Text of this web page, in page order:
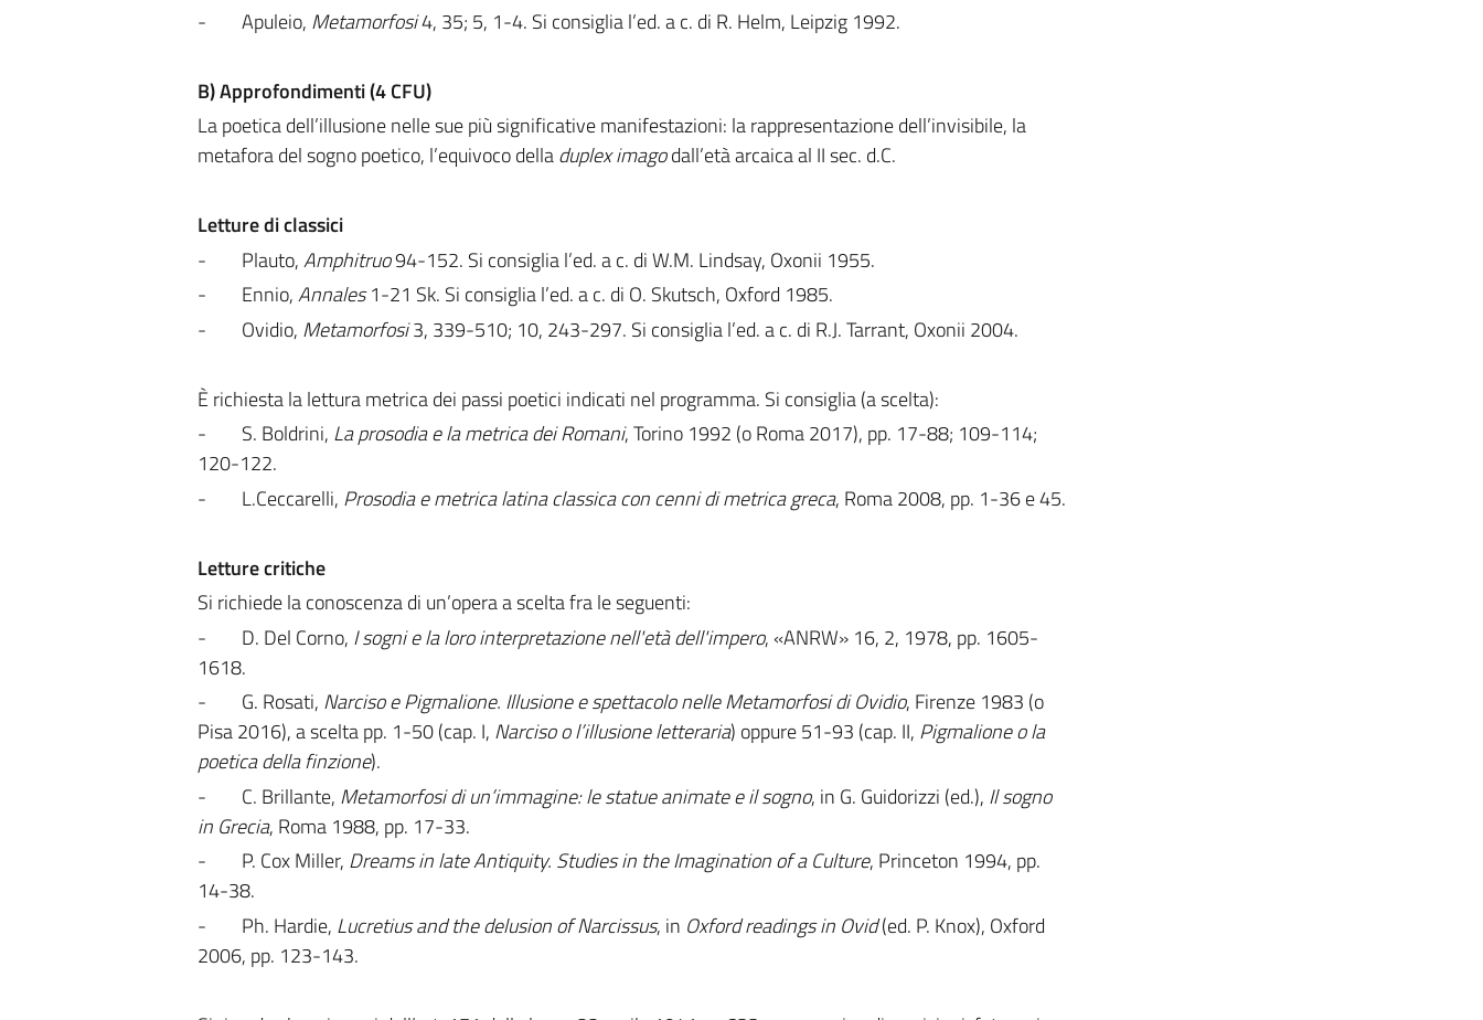
-
Apuleio, Metamorfosi4, 35; 5, 1-4. Si consiglia l’ed. a c. di R. Helm, Leipzig 1992.
B) Approfondimenti (4 CFU)
La poetica dell’illusione nelle sue più significative manifestazioni: la rappresentazione dell’invisibile, la
metafora del sogno poetico, l’equivoco delladuplex imagodall’età arcaica al II sec. d.C.
Letture di classici
-
Plauto,Amphitruo94-152. Si consiglia l’ed. a c. di W.M. Lindsay, Oxonii 1955.
-
Ennio,Annales1-21 Sk. Si consiglia l’ed. a c. di O. Skutsch, Oxford 1985.
-
Ovidio, Metamorfosi3, 339-510; 10, 243-297. Si consiglia l’ed. a c. di R.J. Tarrant, Oxonii 2004.
È richiesta la lettura metrica dei passi poetici indicati nel programma. Si consiglia (a scelta):
-
S. Boldrini, La prosodia e la metrica dei Romani, Torino 1992 (o Roma 2017), pp. 17-88; 109-114;
120-122.
-
L.Ceccarelli, Prosodia e metrica latina classica con cenni di metrica greca, Roma 2008, pp. 1-36 e 45.
Letture critiche
Si richiede la conoscenza di un’opera a scelta fra le seguenti:
-
D. Del Corno, I sogni e la loro interpretazione nell'età dell'impero, «ANRW»16, 2, 1978, pp. 1605-
1618.
-
G. Rosati, Narciso e Pigmalione. Illusione e spettacolo nelle Metamorfosi di Ovidio, Firenze 1983 (o
Pisa 2016), a scelta pp. 1-50 (cap. I, Narciso o l’illusione letteraria) oppure 51-93 (cap. II, Pigmalione o la
poetica della finzione).
-
C. Brillante, Metamorfosi di un’immagine: le statue animate e il sogno, in G. Guidorizzi (ed.), Il sogno
in Grecia, Roma 1988, pp. 17-33.
-
P. Cox Miller, Dreams in late Antiquity. Studies in the Imagination of a Culture, Princeton 1994, pp.
14-38.
-
Ph. Hardie, Lucretius and the delusion of Narcissus, in Oxford readings in Ovid(ed. P. Knox), Oxford
2006, pp. 123-143.